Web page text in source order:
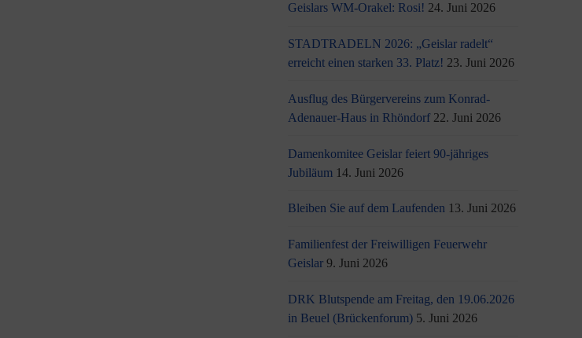
Geislars WM-Orakel: Rosi! 24. Juni 2026
STADTRADELN 2026: „Geislar radelt“
erreicht einen starken 33. Platz! 23. Juni 2026
Ausflug des Bürgervereins zum Konrad-
Adenauer-Haus in Rhöndorf 22. Juni 2026
Damenkomitee Geislar feiert 90-jähriges
Jubiläum 14. Juni 2026
Bleiben Sie auf dem Laufenden 13. Juni 2026
Familienfest der Freiwilligen Feuerwehr
Geislar 9. Juni 2026
DRK Blutspende am Freitag, den 19.06.2026
in Beuel (Brückenforum) 5. Juni 2026